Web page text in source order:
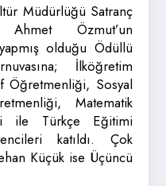
Müdürlüğü Satranç
Ahmet Özmut’un
olduğu Ödüllü
İlköğretim
Öğretmenliği, Sosyal
Matematik
ile Türkçe Eğitimi
katıldı. Çok
Küçük ise Üçüncü